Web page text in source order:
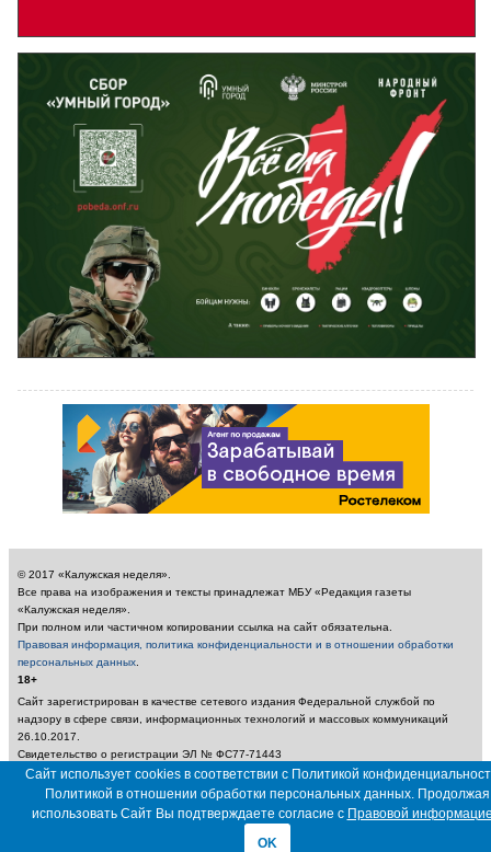
© 2017 «Калужская неделя».
Все права на изображения и тексты принадлежат МБУ «Редакция газеты
«Калужская неделя».
При полном или частичном копировании ссылка на сайт обязательна.
Правовая информация, политика конфиденциальности и в отношении обработки
персональных данных.
18+
Сайт зарегистрирован в качестве сетевого издания Федеральной службой по
надзору в сфере связи, информационных технологий и массовых коммуникаций
26.10.2017.
Свидетельство о регистрации ЭЛ № ФС77-71443
Учредитель: Муниципальное бюджетное учреждение «Редакция газеты «Калужская
неделя»
Главный редактор: Амбарцумян А. Ю. / Электронный адрес редакции:
nedelya_kaluga@adm.kaluga.ru / Телефон редакции: 400-424
Сайт использует cookies в соответствии с Политикой
Политикой в отношении обработки персональных данных. Продолжая
использовать Сайт Вы подтверждаете согласие с Правовой
OK